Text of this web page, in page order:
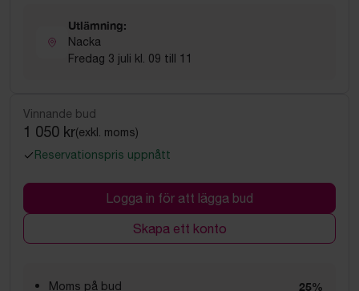
Utlämning:
Nacka
Fredag 3 juli kl. 09 till 11
Vinnande bud
1 050 kr(exkl. moms)
Reservationspris uppnått
Logga in för att lägga bud
Skapa ett konto
Moms på bud 25%